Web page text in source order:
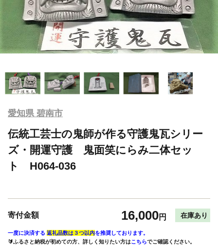
愛知県 碧南市
伝統工芸士の鬼師が作る守護鬼瓦シリー
ズ・開運守護 鬼面笑にらみ二体セッ
ト H064-036
寄付金額 16,000円 在庫あり
一度に決済する 返礼品数は３つ以内を推奨しております。
🔰ふるさと納税が初めての方、詳しく知りたい方はこちらでご確認ください。